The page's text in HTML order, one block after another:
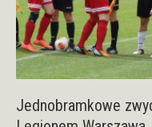
Jednobramkowe